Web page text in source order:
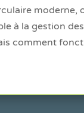
moderne,
à la gestion
comment